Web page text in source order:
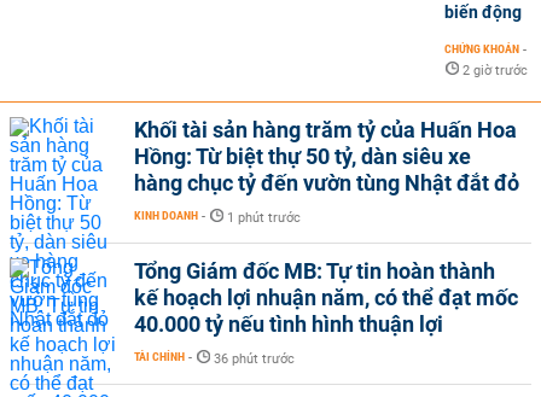
biến động
CHỨNG KHOÁN -
2 giờ trước
Khối tài sản hàng trăm tỷ của Huấn Hoa
Hồng: Từ biệt thự 50 tỷ, dàn siêu xe
hàng chục tỷ đến vườn tùng Nhật đắt đỏ
KINH DOANH - 1 phút trước
Tổng Giám đốc MB: Tự tin hoàn thành
kế hoạch lợi nhuận năm, có thể đạt mốc
40.000 tỷ nếu tình hình thuận lợi
TÀI CHÍNH - 36 phút trước